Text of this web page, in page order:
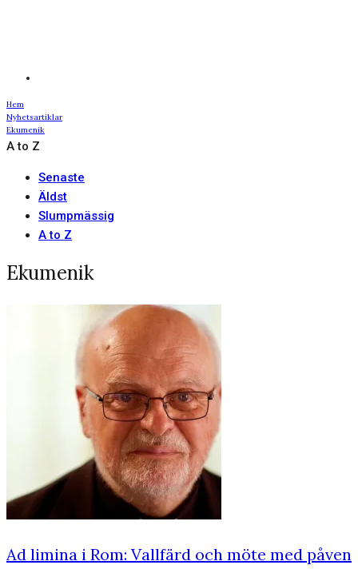
Hem
Nyhetsartiklar
Ekumenik
A to Z
Senaste
Äldst
Slumpmässig
A to Z
Ekumenik
Ad limina i Rom: Vallfärd och möte med påven